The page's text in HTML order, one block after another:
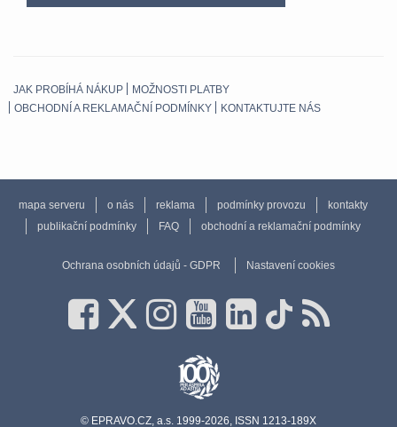
JAK PROBÍHÁ NÁKUP
MOŽNOSTI PLATBY
OBCHODNÍ A REKLAMAČNÍ PODMÍNKY
KONTAKTUJTE NÁS
mapa serveru o nás reklama podmínky provozu
kontakty
publikační podmínky
FAQ obchodní a reklamační podmínky
Ochrana osobních údajů - GDPR Nastavení cookies
© EPRAVO.CZ, a.s. 1999-2026, ISSN 1213-189X